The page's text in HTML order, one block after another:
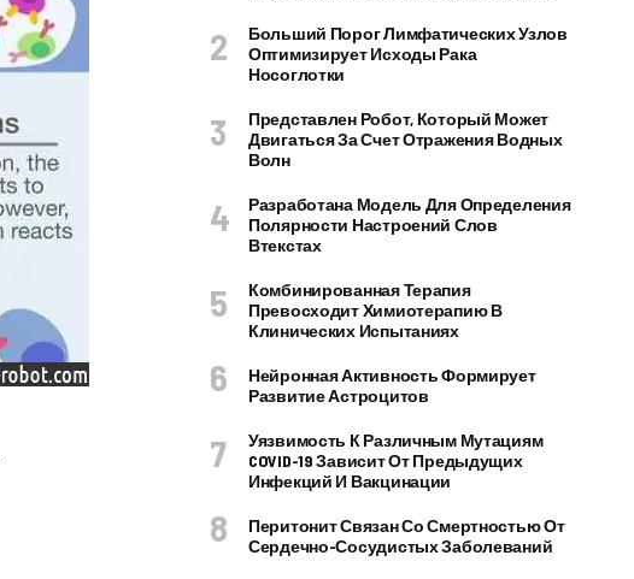
Больший Порог Лимфатических Узлов
Оптимизирует Исходы Рака
Носоглотки
Представлен Робот, Который Может
Двигаться За Счет Отражения Водных
Волн
Разработана Модель Для Определения
Полярности Настроений Слов
Втекстах
Комбинированная Терапия
Превосходит Химиотерапию В
Клинических Испытаниях
Нейронная Активность Формирует
Развитие Астроцитов
Уязвимость К Различным Мутациям
COVID-19 Зависит От Предыдущих
Инфекций И Вакцинации
Перитонит Связан Со Смертностью От
Сердечно-Сосудистых Заболеваний